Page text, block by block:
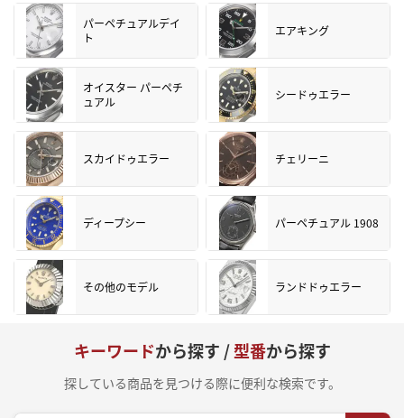
パーペチュアルデイ
ト
エアキング
オイスター パーペチ
ュアル
シードゥエラー
スカイドゥエラー チェリーニ
ディープシー パーペチュアル 1908
その他のモデル ランドドゥエラー
キーワードから探す /型番から探す
探している商品を見つける際に便利な検索です。